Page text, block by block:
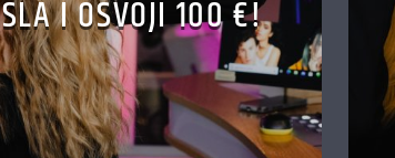
I OSVOJI 100 €!